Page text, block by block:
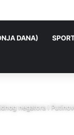
DANA)
negatora i